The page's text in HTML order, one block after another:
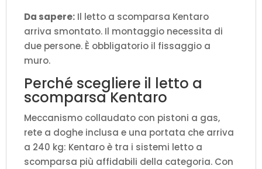
Da sapere: Il letto a scomparsa Kentaro
arriva smontato. Il montaggio necessita di
due persone. È obbligatorio il fissaggio a
muro.
Perché scegliere il letto a
scomparsa Kentaro
Meccanismo collaudato con pistoni a gas,
rete a doghe inclusa e una portata che arriva
a 240 kg: Kentaro è tra i sistemi letto a
scomparsa più affidabili della categoria. Con